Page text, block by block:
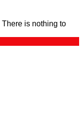
There is nothing to